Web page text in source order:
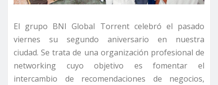
El grupo BNI Global Torrent celebró el pasado
viernes su segundo aniversario en nuestra
ciudad. Se trata de una organización profesional de
networking cuyo objetivo es fomentar el
intercambio de recomendaciones de negocios,